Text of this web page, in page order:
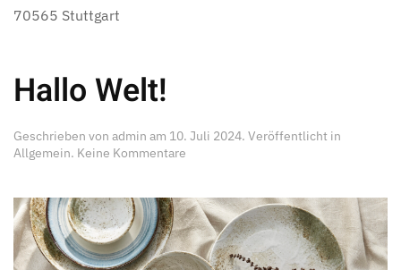
70565 Stuttgart
Hallo Welt!
Geschrieben von admin am 10. Juli 2024. Veröffentlicht in
Allgemein. Keine Kommentare